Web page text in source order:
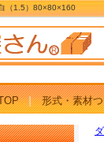
1.5）80×80×160
形式・素材